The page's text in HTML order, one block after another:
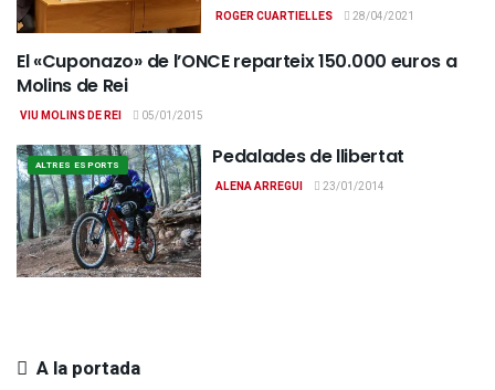
ROGER CUARTIELLES 28/04/2021
GENERAL
El «Cuponazo» de l’ONCE reparteix 150.000 euros a
Molins de Rei
VIU MOLINS DE REI 05/01/2015
ALTRES ESPORTS Pedalades de llibertat
ALENA ARREGUI 23/01/2014
A la portada